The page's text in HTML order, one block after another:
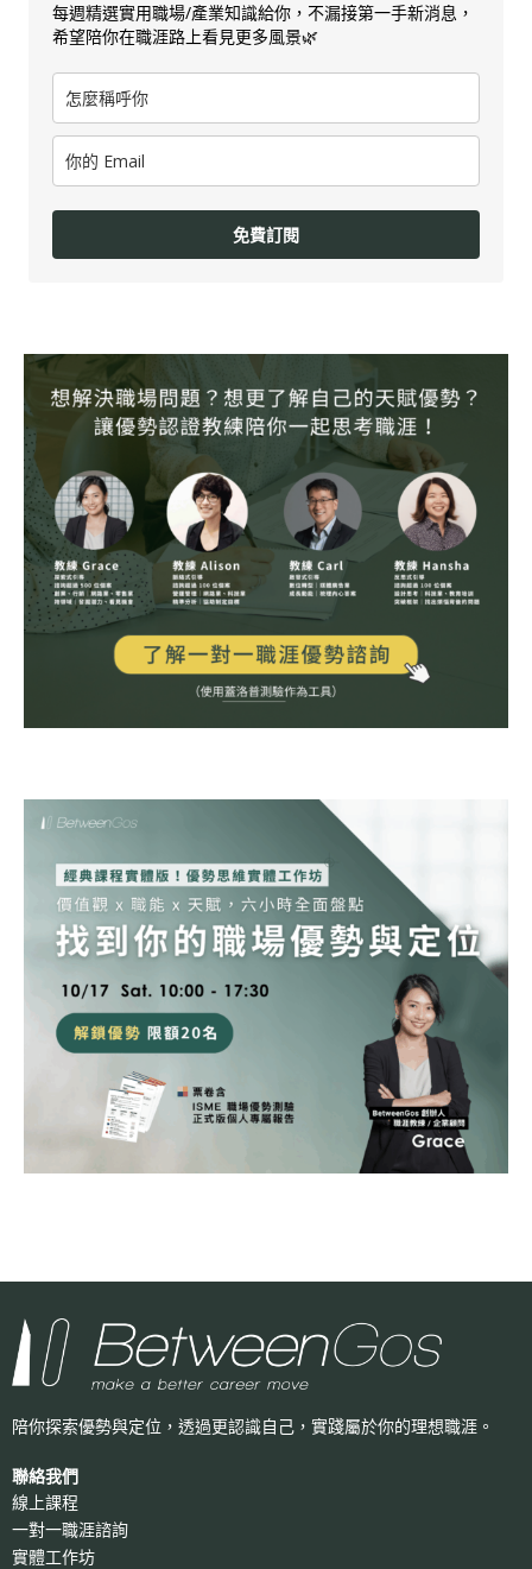
每週精選實用職場/產業知識給你，不漏接第一手新消息，
希望陪你在職涯路上看見更多風景🌿
免費訂閱
陪你探索優勢與定位，透過更認識自己， 實踐屬於你的理想職涯。
聯絡我們
線上課程
一對一職涯諮詢
實體工作坊